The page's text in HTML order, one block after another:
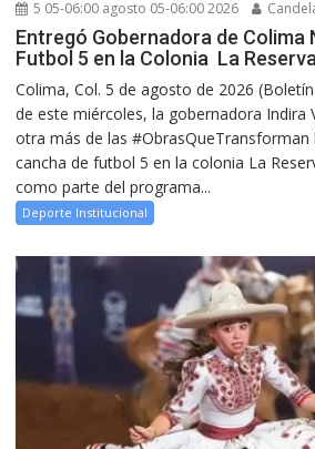
5 05-06:00 agosto 05-06:00 2026
Entregó Gobernadora de Colima
Futbol 5 en la Colonia La
Colima, Col. 5 de agosto de 2026
de este miércoles, la gobernadora Indira
otra más de las #ObrasQueTransforman
cancha de futbol 5 en la colonia La
como parte del programa...
Deporte Institucional